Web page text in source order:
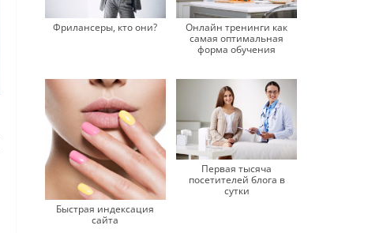
Фрилансеры, кто они?
Онлайн тренинги как
самая оптимальная
форма обучения
Быстрая индексация
сайта
Первая тысяча
посетителей блога в
сутки